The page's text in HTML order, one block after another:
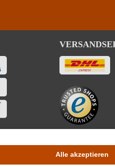
Alle akzeptieren